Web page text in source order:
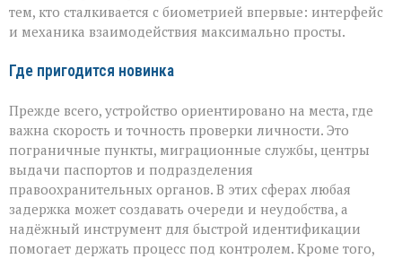
тем, кто сталкивается с биометрией впервые: интерфейс
и механика взаимодействия максимально просты.
Где пригодится новинка
Прежде всего, устройство ориентировано на места, где
важна скорость и точность проверки личности. Это
пограничные пункты, миграционные службы, центры
выдачи паспортов и подразделения
правоохранительных органов. В этих сферах любая
задержка может создавать очереди и неудобства, а
надёжный инструмент для быстрой идентификации
помогает держать процесс под контролем. Кроме того,